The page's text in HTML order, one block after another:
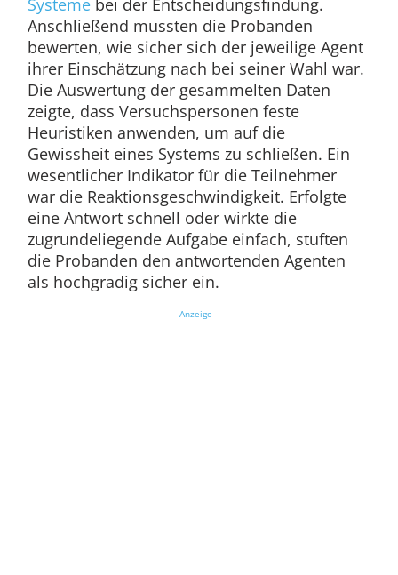
Systemebei der Entscheidungsfindung.
Anschließend mussten die Probanden
bewerten, wie sicher sich der jeweilige Agent
ihrer Einschätzung nach bei seiner Wahl war.
Die Auswertung der gesammelten Daten
zeigte, dass Versuchspersonen feste
Heuristiken anwenden, um auf die
Gewissheit eines Systems zu schließen. Ein
wesentlicher Indikator für die Teilnehmer
war die Reaktionsgeschwindigkeit. Erfolgte
eine Antwort schnell oder wirkte die
zugrundeliegende Aufgabe einfach, stuften
die Probanden den antwortenden Agenten
als hochgradig sicher ein.
Anzeige